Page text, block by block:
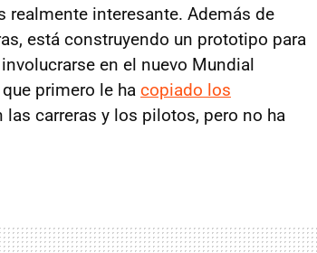
interesante. Además de
está construyendo un prototipo para
en el nuevo Mundial
primero le ha copiado los
carreras y los pilotos, pero no ha